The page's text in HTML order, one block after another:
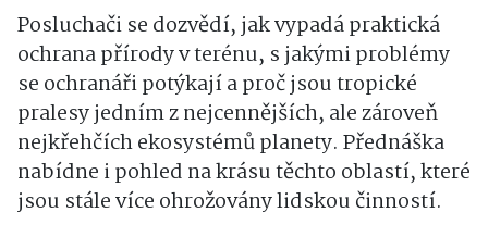
Posluchači se dozvědí, jak vypadá praktická
ochrana přírody v terénu, s jakými problémy
se ochranáři potýkají a proč jsou tropické
pralesy jedním z nejcennějších, ale zároveň
nejkřehčích ekosystémů planety. Přednáška
nabídne i pohled na krásu těchto oblastí, které
jsou stále více ohrožovány lidskou činností.